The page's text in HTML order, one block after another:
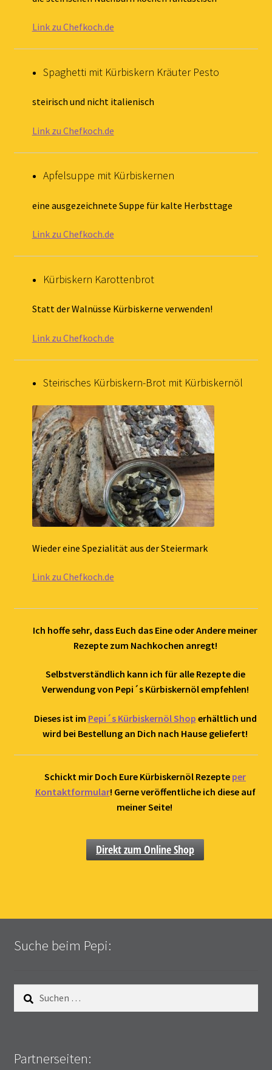
Link zu Chefkoch.de
Spaghetti mit Kürbiskern Kräuter Pesto
steirisch und nicht italienisch
Link zu Chefkoch.de
Apfelsuppe mit Kürbiskernen
eine ausgezeichnete Suppe für kalte Herbsttage
Link zu Chefkoch.de
Kürbiskern Karottenbrot
Statt der Walnüsse Kürbiskerne verwenden!
Link zu Chefkoch.de
Steirisches Kürbiskern-Brot mit Kürbiskernöl
Wieder eine Spezialität aus der Steiermark
Link zu Chefkoch.de
Ich hoffe sehr, dass Euch das Eine oder Andere meiner
Rezepte zum Nachkochen anregt!
Selbstverständlich kann ich für alle Rezepte die
Verwendung von Pepi´s Kürbiskernöl empfehlen!
Dieses ist im Pepi´s Kürbiskernöl Shop erhältlich und
wird bei Bestellung an Dich nach Hause geliefert!
Schickt mir Doch Eure Kürbiskernöl Rezepte per
Kontaktformular! Gerne veröffentliche ich diese auf
meiner Seite!
Direkt zum Online Shop
Suche beim Pepi:
Suchen
nach:
Partnerseiten: